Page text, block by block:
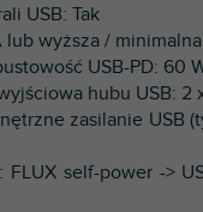
USB: Tak
lub wyższa /
USB-PD: 60
hubu USB: 2
zasilanie USB
FLUX self-power ->